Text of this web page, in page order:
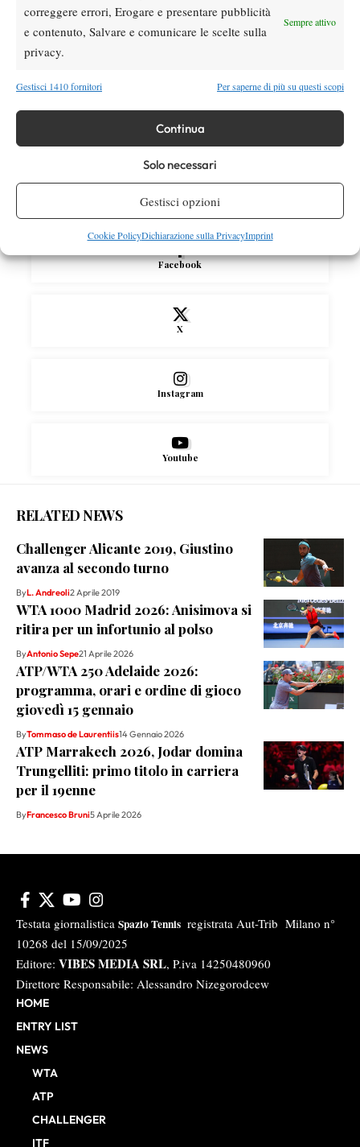
correggere errori, Erogare e presentare pubblicità
e contenuto, Salvare e comunicare le scelte sulla
privacy.
Sempre attivo
Gestisci 1410 fornitori Per saperne di più su questi scopi
Continua
Solo necessari
Gestisci opzioni
Cookie PolicyDichiarazione sulla PrivacyImprint
Tennis in TV
Rusedski sul futuro di Alcaraz: “Non
più nel 2026”
SOCIAL
Facebook
X
Instagram
Youtube
RELATED NEWS
Challenger Alicante 2019, Giustino
avanza al secondo turno
ByL. Andreoli2 Aprile 2019
WTA 1000 Madrid 2026: Anisimova si
ritira per un infortunio al polso
ByAntonio Sepe21 Aprile 2026
ATP/WTA 250 Adelaide 2026:
programma, orari e ordine di gioco
giovedì 15 gennaio
ByTommaso de Laurentiis14 Gennaio 2026
ATP Marrakech 2026, Jodar domina
Trungelliti: primo titolo in carriera
per il 19enne
ByFrancesco Bruni5 Aprile 2026
Testata giornalistica Spazio Tennis registrata Aut-Trib Milano n°
10268 del 15/09/2025
Editore: VIBES MEDIA SRL, P.iva 14250480960
Direttore Responsabile: Alessandro Nizegorodcew
HOME
ENTRY LIST
NEWS
WTA
ATP
CHALLENGER
ITF